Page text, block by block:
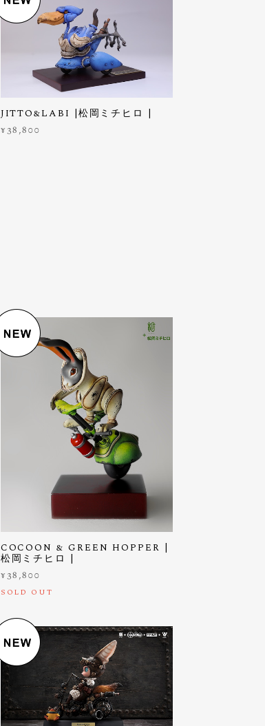
JITTO&LABI |松岡ミチヒロ |
¥38,800
COCOON & GREEN HOPPER |
松岡ミチヒロ |
¥38,800
SOLD OUT